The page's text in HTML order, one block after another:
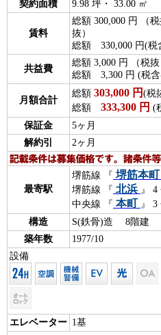
契約面積
9.98 坪・ 33.00 ㎡
賃料
総額 300,000 円 （
抜）
総額 330,000 円(税
共益費
総額 3,000 円 （税
総額 3,300 円 (税含
月額合計
総額 303,000 円 (税
総額 333,300 円 (
保証金
5ヶ月
解約引
2ヶ月
最寄駅
堺筋線 『 堺筋本町
堺筋線 『 北浜 』 4
中央線 『 本町 』 3
構造
S(鉄骨)造 8階建
築年数
1977/10
設備
エレベーター 1基